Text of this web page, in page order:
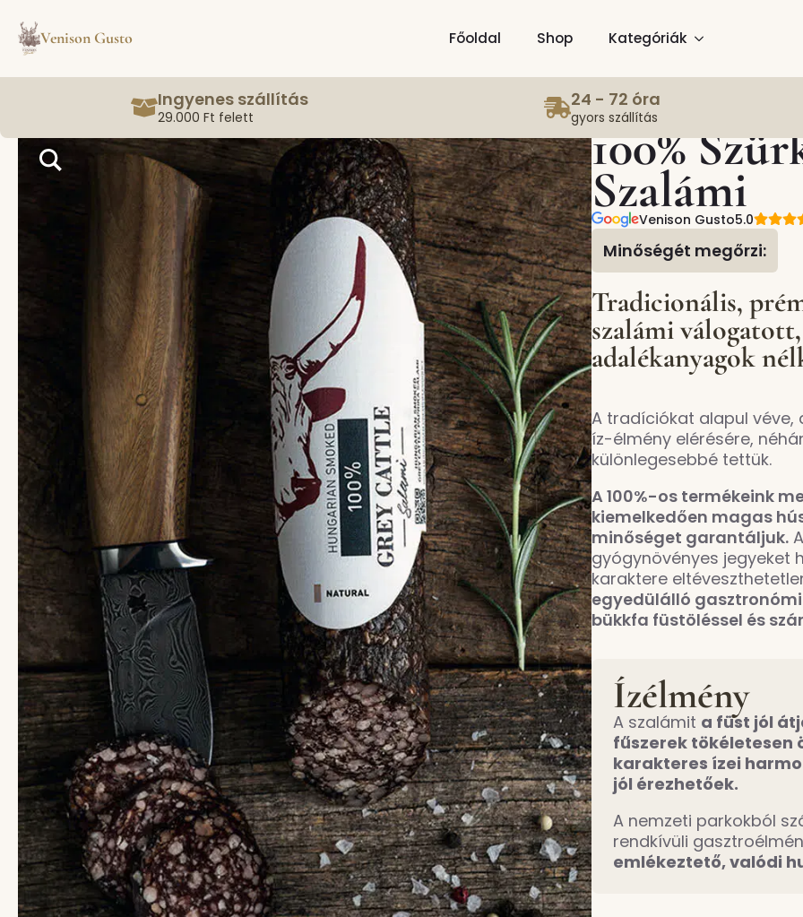
Venison Gusto Főoldal Shop Kategóriák
Ingyenes szállítás
29.000 Ft felett
24 - 72 óra
gyors szállítás
100%
Szalámi
Venison Gusto5.0
Minőségét megőrzi:
Tradicionális,
szalámi
adalékanyagok
A tradíciókat alapul véve,
íz-élmény elérésére,
különlegesebbé tettük.
A 100%-os termékeink
kiemelkedően magas
minőséget garantáljuk.
gyógynövényes jegyeket
karaktere
egyedülálló
bükkfa füstöléssel és
Ízélmény
A szalámit a füst jól
fűszerek tökéletesen
karakteres ízei
jól érezhetőek.
A nemzeti parkokból
rendkívüli
emlékeztető, valódi